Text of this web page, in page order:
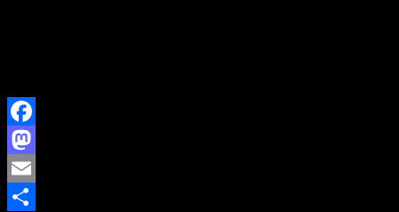
Facebook
Mastodon
Email